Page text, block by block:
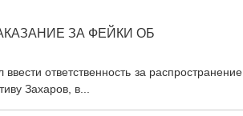
ЗА ФЕЙКИ ОБ
ответственность за распространение
Захаров, в...